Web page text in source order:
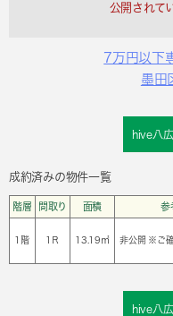
公開されて
7万円以下
墨田
hive八
成約済みの物件一覧
階層 間取り 面積 参
1階 1Ｒ 13.19㎡ 非公開 ※ご
hive八